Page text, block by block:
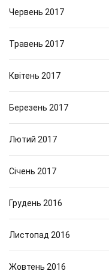
Червень 2017
Травень 2017
Квітень 2017
Березень 2017
Лютий 2017
Січень 2017
Грудень 2016
Листопад 2016
Жовтень 2016